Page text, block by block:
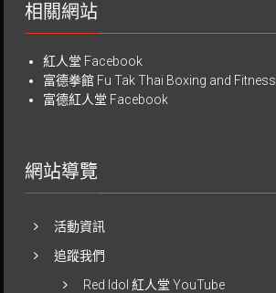
相關網站
紅人堂 Facebook
富德拳館 Fu Tak Thai Boxing and Fitness
富德紅人堂 Facebook
網站導覽
活動資訊
追蹤我們
Red Idol 紅人堂 YouTube